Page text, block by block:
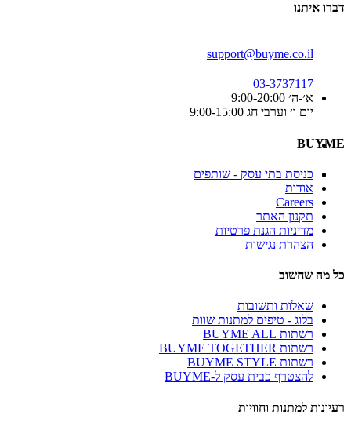
דברו איתנו
support@buyme.co.il
03-3737117
א׳-ה׳ 9:00-20:00
יום ו׳ וערבי חג 9:00-15:00
BUYME
כניסת בתי עסק - שותפים
אודות
Careers
תקנון האתר
מדיניות הגנת פרטיות
הצהרת נגישות
כל מה שחשוב
שאלות ותשובות
בלוג - טיפים למתנות שוות
רשתות BUYME ALL
רשתות BUYME TOGETHER
רשתות BUYME STYLE
להצטרף כבית עסק ל-BUYME
רעיונות למתנות וחוויות